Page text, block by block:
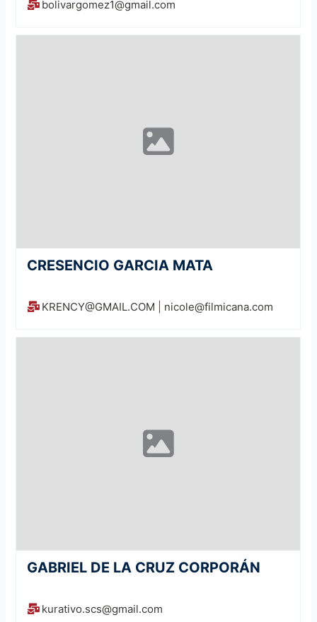
bolivargomez1@gmail.com
CRESENCIO GARCIA MATA
KRENCY@GMAIL.COM nicole@filmicana.com
GABRIEL DE LA CRUZ CORPORÁN
kurativo.scs@gmail.com